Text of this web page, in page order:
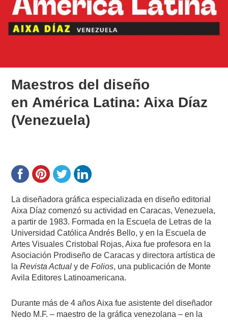
Maestros del diseño
en América Latina: Aixa Díaz
(Venezuela)
La diseñadora gráfica especializada en diseño editorial
Aixa Díaz comenzó su actividad en Caracas, Venezuela,
a partir de 1983. Formada en la Escuela de Letras de la
Universidad Católica Andrés Bello, y en la Escuela de
Artes Visuales Cristobal Rojas, Aixa fue profesora en la
Asociación Prodiseño de Caracas y directora artística de
laRevista Actualy deFolios, una publicación de Monte
Avila Editores Latinoamericana.
Durante más de 4 años Aixa fue asistente del diseñador
Nedo M.F. – maestro de la gráfica venezolana – en la